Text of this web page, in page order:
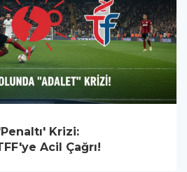
Krizi:
Acil Çağrı!